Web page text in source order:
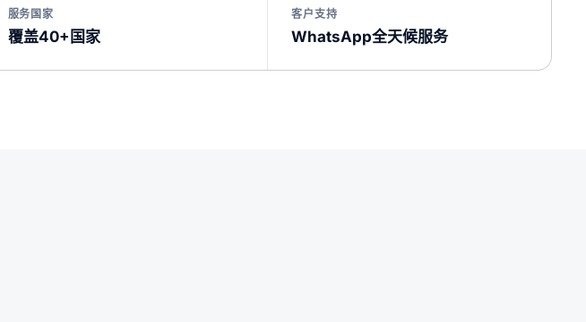
服务国家
覆盖40+国家
客户支持
WhatsApp全天候服务